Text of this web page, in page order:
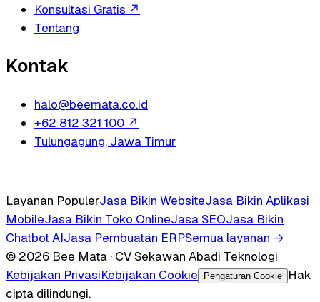
Konsultasi Gratis ↗
Tentang
Kontak
halo@beemata.co.id
+62 812 321 100 ↗
Tulungagung, Jawa Timur
Layanan PopulerJasa Bikin WebsiteJasa Bikin Aplikasi
MobileJasa Bikin Toko OnlineJasa SEOJasa Bikin
Chatbot AIJasa Pembuatan ERPSemua layanan →
© 2026 Bee Mata · CV Sekawan Abadi Teknologi
Kebijakan PrivasiKebijakan Cookie Pengaturan Cookie
Hak
cipta dilindungi.